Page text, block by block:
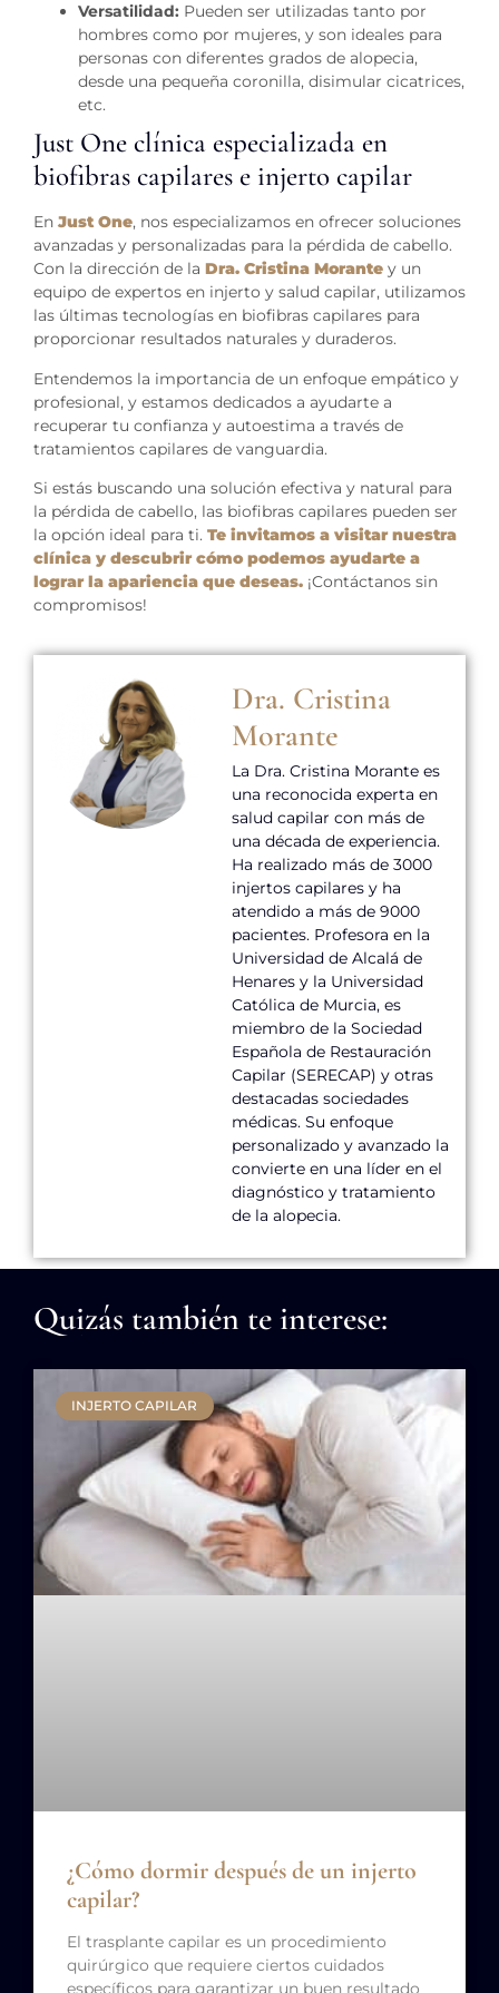
Versatilidad: Pueden ser utilizadas tanto por
hombres como por mujeres, y son ideales para
personas con diferentes grados de alopecia,
desde una pequeña coronilla, disimular cicatrices,
etc.
Just One clínica especializada en
biofibras capilares e injerto capilar
En Just One, nos especializamos en ofrecer soluciones
avanzadas y personalizadas para la pérdida de cabello.
Con la dirección de la Dra. Cristina Morante y un
equipo de expertos en injerto y salud capilar, utilizamos
las últimas tecnologías en biofibras capilares para
proporcionar resultados naturales y duraderos.
Entendemos la importancia de un enfoque empático y
profesional, y estamos dedicados a ayudarte a
recuperar tu confianza y autoestima a través de
tratamientos capilares de vanguardia.
Si estás buscando una solución efectiva y natural para
la pérdida de cabello, las biofibras capilares pueden ser
la opción ideal para ti. Te invitamos a visitar nuestra
clínica y descubrir cómo podemos ayudarte a
lograr la apariencia que deseas. ¡Contáctanos sin
compromisos!
Dra. Cristina
Morante
La Dra. Cristina Morante es
una reconocida experta en
salud capilar con más de
una década de experiencia.
Ha realizado más de 3000
injertos capilares y ha
atendido a más de 9000
pacientes. Profesora en la
Universidad de Alcalá de
Henares y la Universidad
Católica de Murcia, es
miembro de la Sociedad
Española de Restauración
Capilar (SERECAP) y otras
destacadas sociedades
médicas. Su enfoque
personalizado y avanzado la
convierte en una líder en el
diagnóstico y tratamiento
de la alopecia.
Quizás también te interese:
INJERTO CAPILAR
¿Cómo dormir después de un injerto
capilar?
El trasplante capilar es un procedimiento
quirúrgico que requiere ciertos cuidados
específicos para garantizar un buen resultado